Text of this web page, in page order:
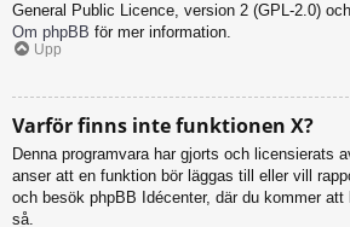
General Public Licence, version 2 (GPL-2.0)
Om phpBB för mer information.
Upp
Varför finns inte funktionen X?
Denna programvara har gjorts och licensierats
anser att en funktion bör läggas till eller vill
och besök phpBB Idécenter, där du kommer
så.